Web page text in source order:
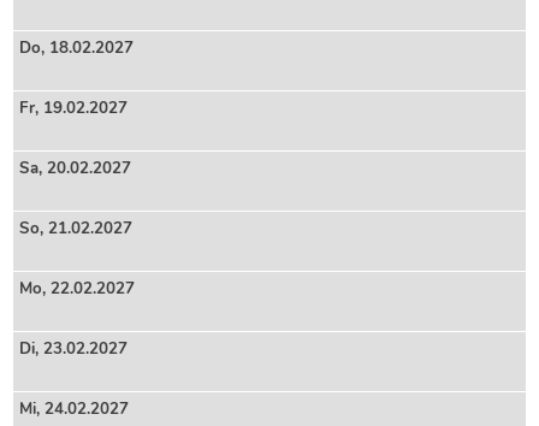
Do, 18.02.2027
Fr, 19.02.2027
Sa,20.02.2027
So,21.02.2027
Mo,22.02.2027
Di,23.02.2027
Mi,24.02.2027